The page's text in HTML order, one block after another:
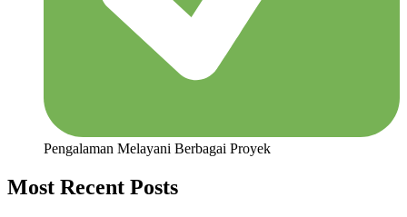
Pengalaman Melayani Berbagai Proyek
Most Recent Posts